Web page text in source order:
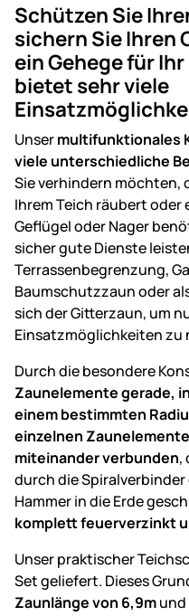
Schützen Sie
sichern Sie Ihren
ein Gehege für
bietet sehr viele
Unsermultifunktionales
viele unterschiedliche
Sie verhindern möchten,
Ihrem Teich räubert oder
Geflügel oder Nager
sicher gute Dienste
Terrassenbegrenzung,
Baumschutzzaun oder
sich der Gitterzaun, um
Einsatzmöglichkeiten zu
Durch die besondere
Zaunelemente gerade,
einem bestimmten
einzelnen
miteinander verbunden,
durch die
Hammer in die Erde
komplett feuerverzinkt
Unser praktischer
Set geliefert. Dieses
Zaunlänge von 6,9m